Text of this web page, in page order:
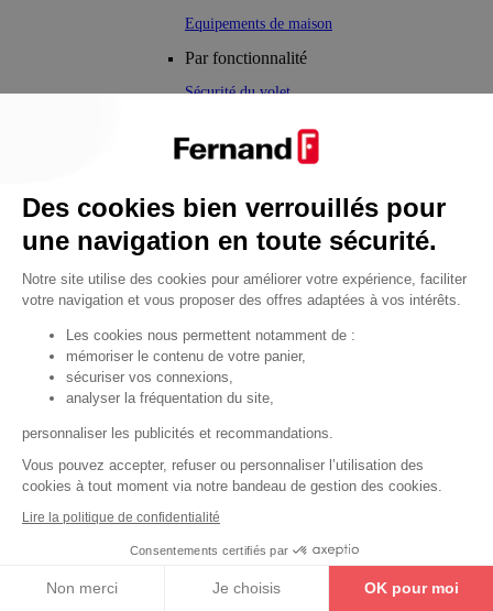
Equipements de maison
Par fonctionnalité
Sécurité du volet
Par fonctionnalité
Cendrier
Par fonctionnalité
Equipements de porte
•Judas de porte
Fermes-portes
•Arrêts de porte
•Butoirs de porte
• Charnières de porte
• Accessoires de fixation
Les astuces
Les équipements de porte
Les équipements pour les personnes
Des cookies bien verrouillés pour
une navigation en toute sécurité.
Notre site utilise des cookies pour améliorer votre expérience, faciliter
votre navigation et vous proposer des offres adaptées à vos intérêts.
Les cookies nous permettent notamment de :
mémoriser le contenu de votre panier,
sécuriser vos connexions,
analyser la fréquentation du site,
personnaliser les publicités et recommandations.
Vous pouvez accepter, refuser ou personnaliser l’utilisation des
cookies à tout moment via notre bandeau de gestion des cookies.
Lire la politique de confidentialité
Consentements certifiés par
Non merci Je choisis OK pour moi